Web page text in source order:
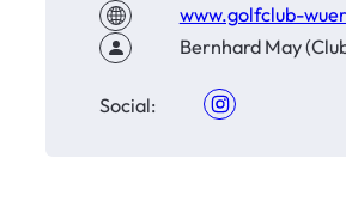
www.golfclub-
Bernhard May
Social: